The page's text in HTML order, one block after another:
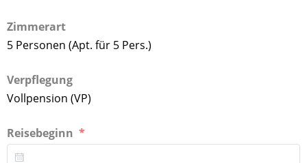
Zimmerart
5 Personen (Apt. für 5 Pers.)
Verpflegung
Vollpension (VP)
Reisebeginn